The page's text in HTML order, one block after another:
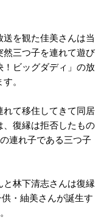
を観た佳美さんは当
三つ子を連れて遊び
！ビッグダディ」の放
。
て移住してきて同居
、復縁は拒否したもの
連れ子である三つ子
と林下清志さんは復縁
・紬美さんが誕生す